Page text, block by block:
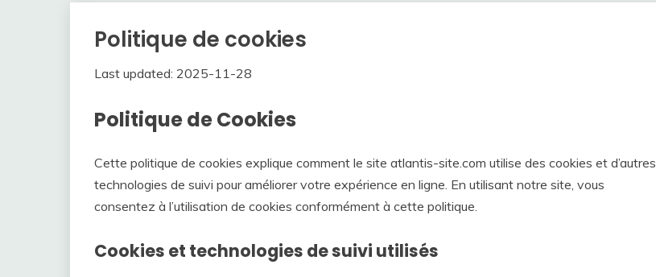
Politique de cookies
Last updated: 2025-11-28
Politique de Cookies
Cette politique de cookies explique comment le site atlantis-site.com utilise des cookies et d’autres
technologies de suivi pour améliorer votre expérience en ligne. En utilisant notre site, vous
consentez à l’utilisation de cookies conformément à cette politique.
Cookies et technologies de suivi utilisés